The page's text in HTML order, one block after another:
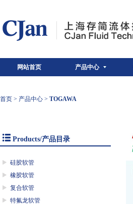
网站首页 产品中心
首页 > 产品中心 > TOGAWA
Products/产品目录
硅胶软管
橡胶软管
复合软管
特氟龙软管